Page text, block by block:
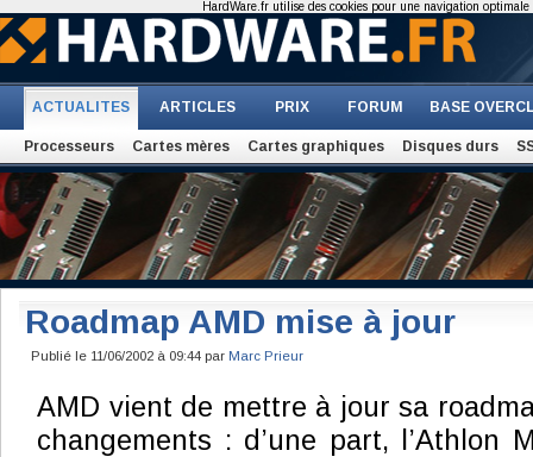
ACTUALITES ARTICLES PRIX FORUM BASE
Processeurs Cartes mères Cartes graphiques Disques durs
Roadmap AMD mise à jour
Publié le 11/06/2002 à 09:44 par Marc Prieur
AMD vient de mettre à jour sa
changements : d’une part, l’Athlon
HardWare.fr utilise des cookies pour une navigation